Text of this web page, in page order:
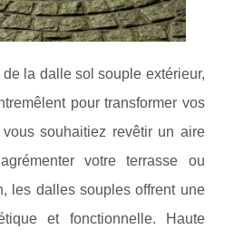
la dalle sol souple extérieur,
pour transformer vos
souhaitiez revêtir un aire
votre terrasse ou
les dalles souples offrent une
et fonctionnelle. Haute